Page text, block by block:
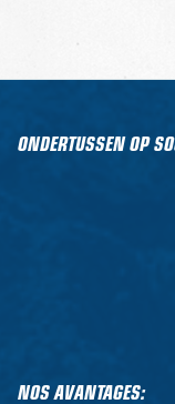
ONDERTUSSEN OP
NOS AVANTAGES: